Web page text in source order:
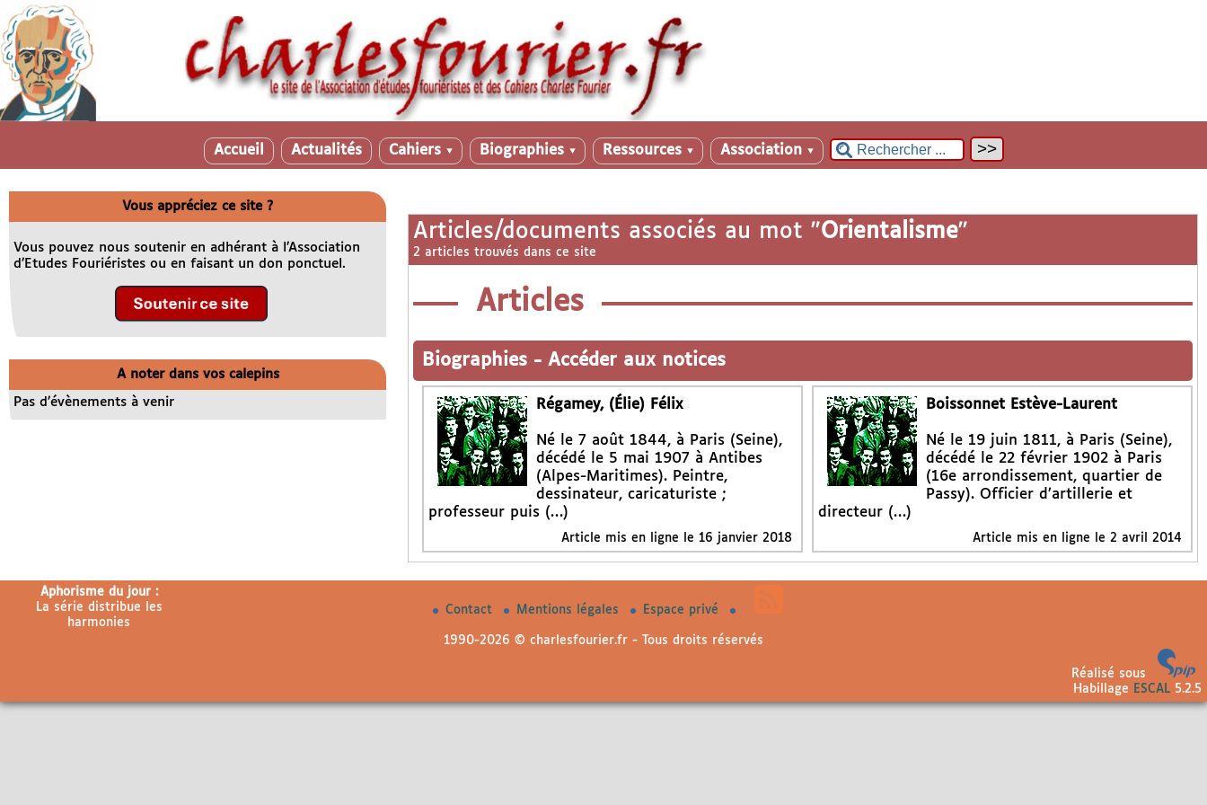
Accueil Actualités Cahiers ▼ Biographies ▼ Ressources ▼ Association ▼
Articles/documents associés au mot "Orientalisme"
2 articles trouvés dans ce site
Articles
Biographies - Accéder aux notices
Régamey, (Élie) Félix
Né le 7 août 1844, à Paris (Seine),
décédé le 5 mai 1907 à Antibes
(Alpes-Maritimes). Peintre,
dessinateur, caricaturiste ;
professeur puis (…)
Article mis en ligne le 16 janvier 2018
Boissonnet Estève-Laurent
Né le 19 juin 1811, à Paris (Seine),
décédé le 22 février 1902 à Paris
(16e arrondissement, quartier de
Passy). Officier d’artillerie et
directeur (…)
Article mis en ligne le2 avril 2014
Vous appréciez ce site ?
Vous pouvez nous soutenir en adhérant à l’Association
d’Etudes Fouriéristes ou en faisant un don ponctuel.
A noter dans vos calepins
Pas d’évènements à venir
Aphorisme du jour :
La série distribue les
harmonies
Contact Mentions légales Espace privé
1990-2026 © charlesfourier.fr - Tous droits réservés
Réalisé sous
Habillage
ESCAL5.2.5